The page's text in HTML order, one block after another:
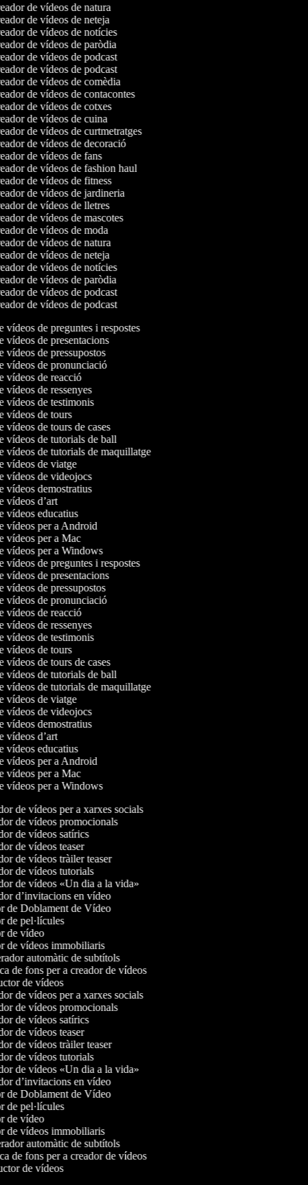
de vídeos de natura
de vídeos de neteja
de vídeos de notícies
de vídeos de paròdia
de vídeos de podcast
de vídeos de podcast
de vídeos de comèdia
de vídeos de contacontes
de vídeos de cotxes
de vídeos de cuina
de vídeos de curtmetratges
de vídeos de decoració
de vídeos de fans
de vídeos de fashion haul
de vídeos de fitness
de vídeos de jardineria
de vídeos de lletres
de vídeos de mascotes
de vídeos de moda
de vídeos de natura
de vídeos de neteja
de vídeos de notícies
de vídeos de paròdia
de vídeos de podcast
de vídeos de podcast
vídeos de preguntes i respostes
vídeos de presentacions
vídeos de pressupostos
vídeos de pronunciació
vídeos de reacció
vídeos de ressenyes
vídeos de testimonis
vídeos de tours
vídeos de tours de cases
vídeos de tutorials de ball
vídeos de tutorials de maquillatge
vídeos de viatge
vídeos de videojocs
vídeos demostratius
vídeos d’art
vídeos educatius
vídeos per a Android
vídeos per a Mac
vídeos per a Windows
vídeos de preguntes i respostes
vídeos de presentacions
vídeos de pressupostos
vídeos de pronunciació
vídeos de reacció
vídeos de ressenyes
vídeos de testimonis
vídeos de tours
vídeos de tours de cases
vídeos de tutorials de ball
vídeos de tutorials de maquillatge
vídeos de viatge
vídeos de videojocs
vídeos demostratius
vídeos d’art
vídeos educatius
vídeos per a Android
vídeos per a Mac
vídeos per a Windows
de vídeos per a xarxes socials
de vídeos promocionals
de vídeos satírics
de vídeos teaser
de vídeos tràiler teaser
de vídeos tutorials
de vídeos «Un dia a la vida»
d’invitacions en vídeo
Doblament de Vídeo
pel·lícules
vídeo
vídeos immobiliaris
automàtic de subtítols
de fons per a creador de vídeos
de vídeos
de vídeos per a xarxes socials
de vídeos promocionals
de vídeos satírics
de vídeos teaser
de vídeos tràiler teaser
de vídeos tutorials
de vídeos «Un dia a la vida»
d’invitacions en vídeo
Doblament de Vídeo
pel·lícules
vídeo
vídeos immobiliaris
automàtic de subtítols
de fons per a creador de vídeos
de vídeos